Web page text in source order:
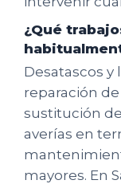
¿Qué
Desatascos y
reparación
sustitución
averías en
mayores. En